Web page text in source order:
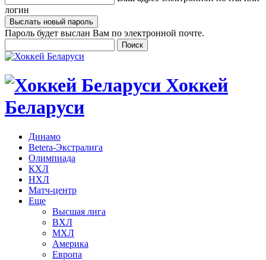
логин
Пароль будет выслан Вам по электронной почте.
Хоккей
Беларуси
Динамо
Betera-Экстралига
Олимпиада
КХЛ
НХЛ
Матч-центр
Еще
Высшая лига
ВХЛ
МХЛ
Америка
Европа